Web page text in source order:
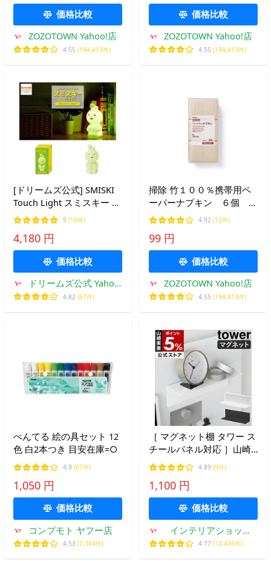
価格比較
ZOZOTOWN Yahoo!店
4.55 (194,413件)
価格比較
ZOZOTOWN Yahoo!店
4.55 (194,413件)
[ドリームズ公式] SMISKI
Touch Light スミスキー タ
ッチライト タソガレスキ
ー
5 (16件)
4,180 円
価格比較
ドリームズ公式 Yahoo!
店
4.82 (67件)
掃除 竹１００％携帯用ペ
ーパーナプキン ６個 １
０組（３０枚）
4.92 (12件)
99 円
価格比較
ZOZOTOWN Yahoo!店
4.55 (194,413件)
ぺんてる 絵の具セット 12
色 白2本つき 目安在庫=○
4.9 (67件)
1,050 円
価格比較
コンプモト ヤフー店
4.53 (7,304件)
［ マグネット棚 タワー ス
チールパネル対応 ］山崎
実業 tower 棚 L字 ラック
磁石 壁面収納 ディスプレ
イ yamazaki 公式 ブラッ
ク ホワイト 10094 10095
4.89 (9件)
1,100 円
価格比較
インテリアショップ
roomy
4.77 (10,436件)